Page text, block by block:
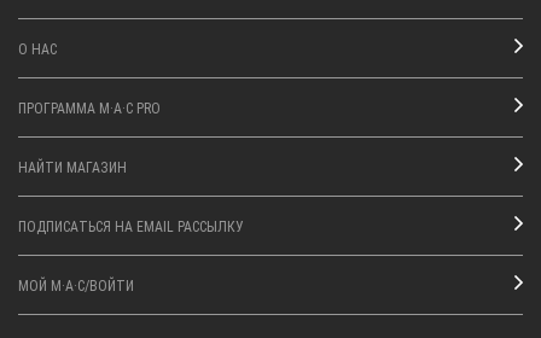
О НАС
ПРОГРАММА M·A·C PRO
НАЙТИ МАГАЗИН
ПОДПИСАТЬСЯ НА EMAIL РАССЫЛКУ
МОЙ M·A·C/ВОЙТИ